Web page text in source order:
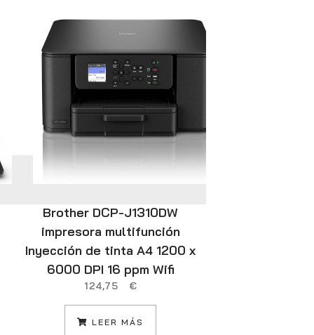
Brother DCP-J1310DW
impresora multifunción
Inyección de tinta A4 1200 x
6000 DPI 16 ppm Wifi
124,75 €
LEER MÁS